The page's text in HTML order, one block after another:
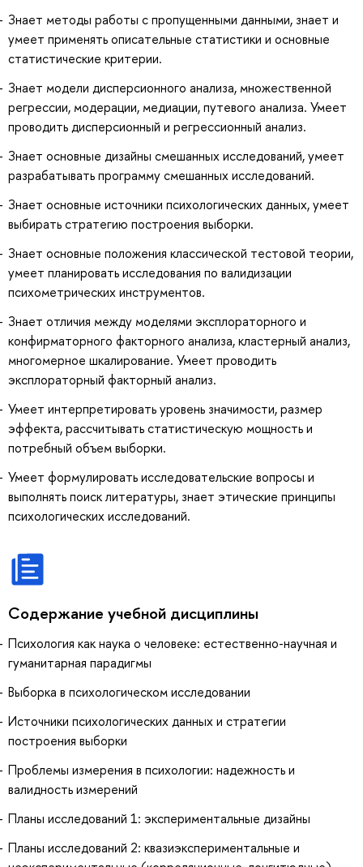
Знает методы работы с пропущенными данными, знает и
умеет применять описательные статистики и основные
статистические критерии.
Знает модели дисперсионного анализа, множественной
регрессии, модерации, медиации, путевого анализа. Умеет
проводить дисперсионный и регрессионный анализ.
Знает основные дизайны смешанных исследований, умеет
разрабатывать программу смешанных исследований.
Знает основные источники психологических данных, умеет
выбирать стратегию построения выборки.
Знает основные положения классической тестовой теории,
умеет планировать исследования по валидизации
психометрических инструментов.
Знает отличия между моделями эксплораторного и
конфирматорного факторного анализа, кластерный анализ,
многомерное шкалирование. Умеет проводить
эксплораторный факторный анализ.
Умеет интерпретировать уровень значимости, размер
эффекта, рассчитывать статистическую мощность и
потребный объем выборки.
Умеет формулировать исследовательские вопросы и
выполнять поиск литературы, знает этические принципы
психологических исследований.
Содержание учебной дисциплины
Психология как наука о человеке: естественно-научная и
гуманитарная парадигмы
Выборка в психологическом исследовании
Источники психологических данных и стратегии
построения выборки
Проблемы измерения в психологии: надежность и
валидность измерений
Планы исследований 1: экспериментальные дизайны
Планы исследований 2: квазиэкспериментальные и